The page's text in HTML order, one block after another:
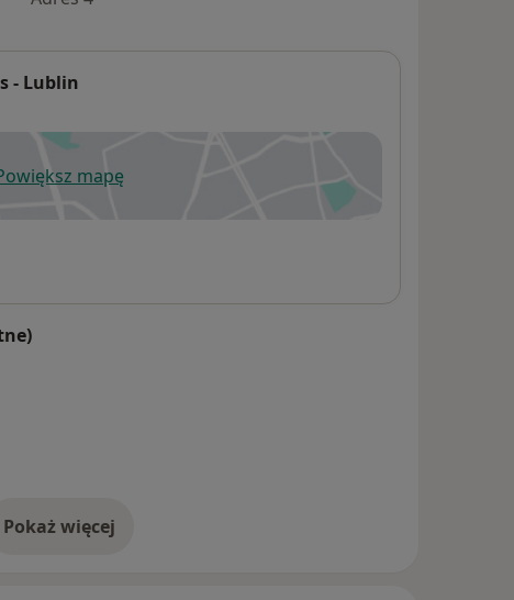
- Lublin
mapę
otwiera się w nowej karcie
Pokaż więcej
o adresie